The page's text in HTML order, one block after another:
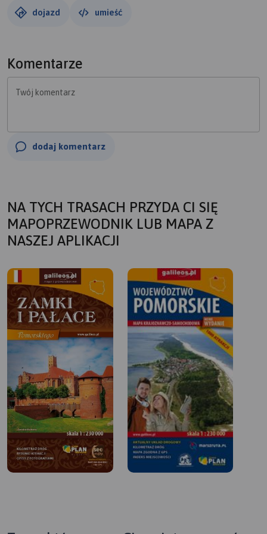
dojazd umieść
Komentarze
Twój komentarz
dodaj komentarz
NA TYCH TRASACH PRZYDA CI SIĘ
MAPOPRZEWODNIK LUB MAPA Z
NASZEJ APLIKACJI